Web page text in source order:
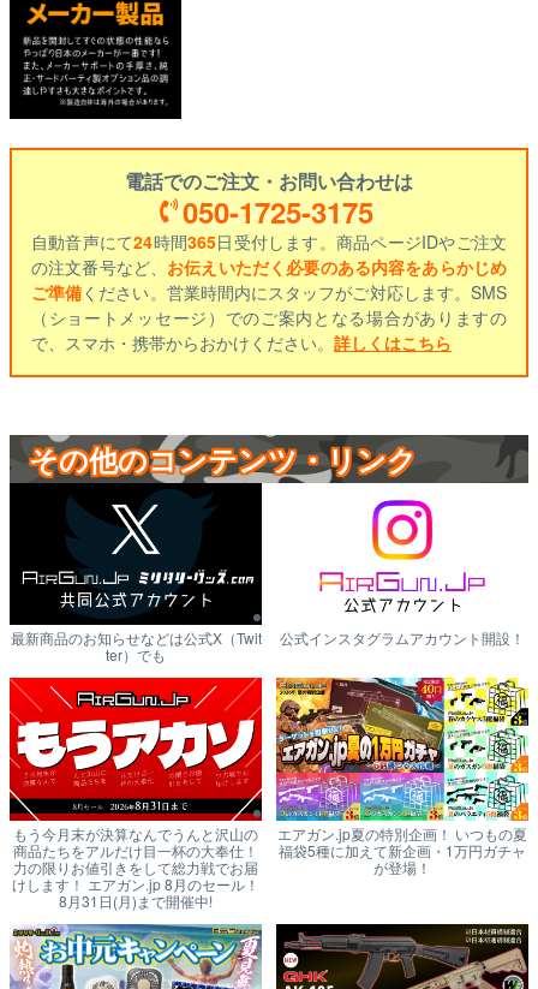
電話でのご注文・お問い合わせは
050-1725-3175
自動音声にて24時間365日受付します。商品ページIDやご注文
の注文番号など、 お伝えいただく必要のある内容をあらかじめ
ご準備ください。営業時間内にスタッフがご対応します。SMS
（ショートメッセージ）でのご案内となる場合がありますの
で、スマホ・携帯からおかけください。 詳しくはこちら
その他のコンテンツ・リンク
最新商品のお知らせなどは公式X（Twit
ter）でも
公式インスタグラムアカウント開設！
もう今月末が決算なんでうんと沢山の
商品たちをアルだけ目一杯の大奉仕！
力の限りお値引きをして総力戦でお届
けします！ エアガン.jp 8月のセール！
8月31日(月)まで開催中!
エアガン.jp夏の特別企画！ いつもの夏
福袋5種に加えて新企画・1万円ガチャ
が登場！